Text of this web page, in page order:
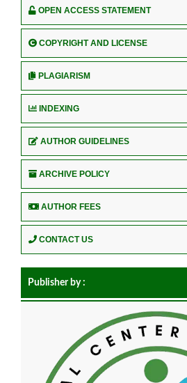
OPEN ACCESS STATEMENT
COPYRIGHT AND LICENSE
PLAGIARISM
INDEXING
AUTHOR GUIDELINES
ARCHIVE POLICY
AUTHOR FEES
CONTACT US
Publisher by :